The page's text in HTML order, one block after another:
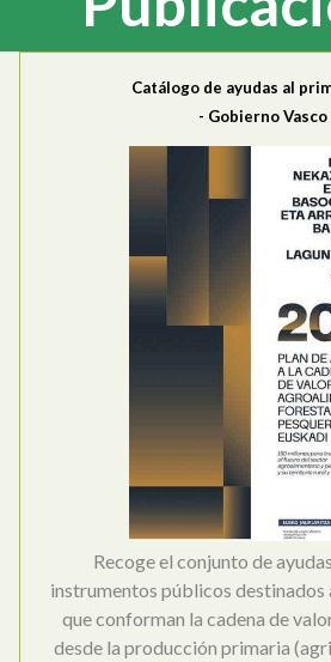
Catálogo de ayudas al
- Gobierno Vasco
Recoge el conjunto de
instrumentos públicos destinados
que conforman la cadena de
desde la producción primaria